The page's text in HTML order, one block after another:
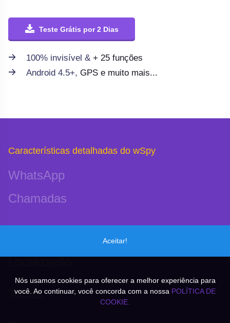
Teste Grátis por 2 Dias
100% invisível & + 25 funções
Android 4.5+, GPS e muito mais...
Características detalhadas do wSpy
WhatsApp
Chamadas
Teclas
Aceitar!
Nós usamos cookies para oferecer a melhor experiência para
você. Ao continuar, você concorda com a nossa POLÍTICA DE
COOKIE.